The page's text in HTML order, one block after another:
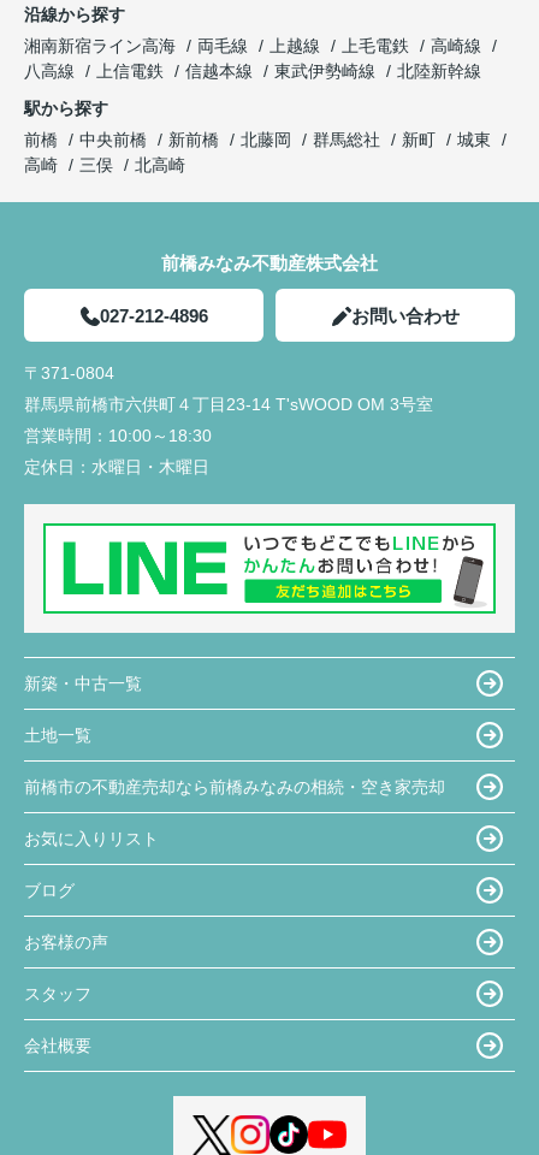
沿線から探す
湘南新宿ライン高海
両毛線 上越線 上毛電鉄
高崎線
八高線
上信電鉄 信越本線 東武伊勢崎線
北陸新幹線
駅から探す
前橋
中央前橋 新前橋 北藤岡 群馬総社 新町
城東
高崎
三俣 北高崎
前橋みなみ不動産株式会社
027-212-4896 お問い合わせ
〒371-0804
群馬県前橋市六供町４丁目23‐14 T'sWOOD OM 3号室
営業時間： 10:00～18:30
定休日： 水曜日・木曜日
新築・中古一覧
土地一覧
前橋市の不動産売却なら前橋みなみの相続・空き家売却
お気に入りリスト
ブログ
お客様の声
スタッフ
会社概要